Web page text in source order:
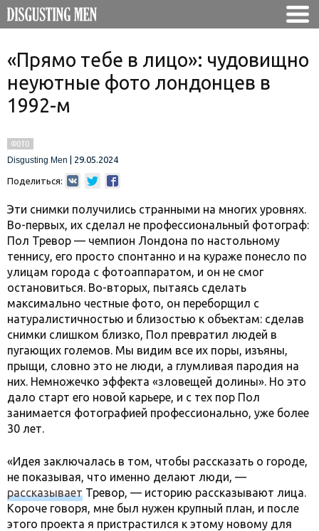
«Прямо тебе в лицо»: чудовищно
неуютные фото лондонцев в
1992-м
ФОТО
Disgusting Men
29.05.2024
Поделиться:
Эти снимки получились странными на многих уровнях.
Во-первых, их сделал не профессиональный фотограф:
Пол Тревор — чемпион Лондона по настольному
теннису, его просто спонтанно и на кураже понесло по
улицам города с фотоаппаратом, и он не смог
остановиться. Во-вторых, пытаясь сделать
максимально честные фото, он переборщил с
натуралистичностью и близостью к объектам: сделав
снимки слишком близко, Пол превратил людей в
пугающих големов. Мы видим все их поры, изъяны,
прыщи, словно это не люди, а глумливая пародия на
них. Немножечко эффекта «зловещей долины». Но это
дало старт его новой карьере, и с тех пор Пол
занимается фотографией профессионально, уже более
30 лет.
«Идея заключалась в том, чтобы рассказать о городе,
не показывая, что именно делают люди, —
рассказывает Тревор, — историю рассказывают лица.
Короче говоря, мне был нужен крупный план, и после
этого проекта я пристрастился к этому новому для